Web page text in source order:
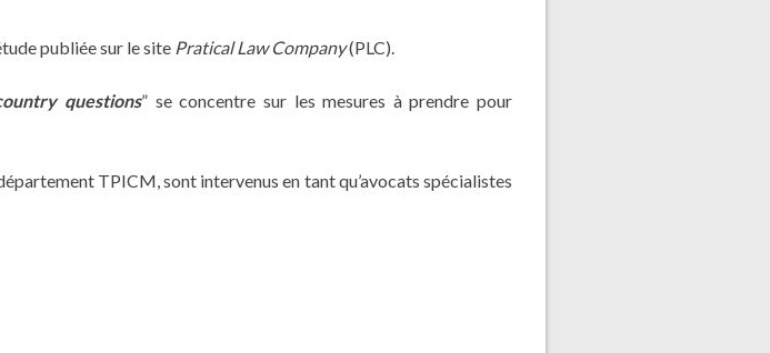
publiée sur le site Pratical Law Company(PLC).
questions” se concentre sur les mesures à prendre pour
TPICM, sont intervenus en tant qu’avocats spécialistes